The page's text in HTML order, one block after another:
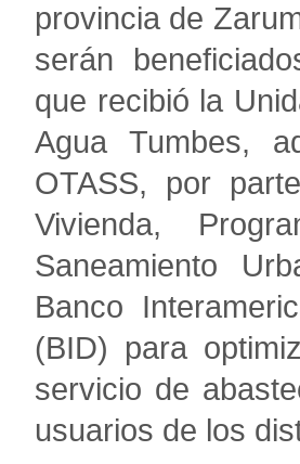
provincia de
serán
que recibió la
Agua Tumbes,
OTASS, por
Vivienda,
Saneamiento
Banco
(BID) para
servicio de
usuarios de los